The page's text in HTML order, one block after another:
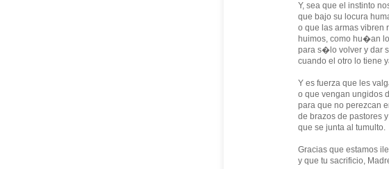
Y, sea que el instinto
que bajo su locura
o que las armas vibren
huimos, como hu�an
para s�lo volver y dar
cuando el otro lo tiene
Y es fuerza que les
o que vengan ungidos
para que no perezcan
de brazos de pastores
que se junta al tumulto.
Gracias que estamos
y que tu sacrificio,